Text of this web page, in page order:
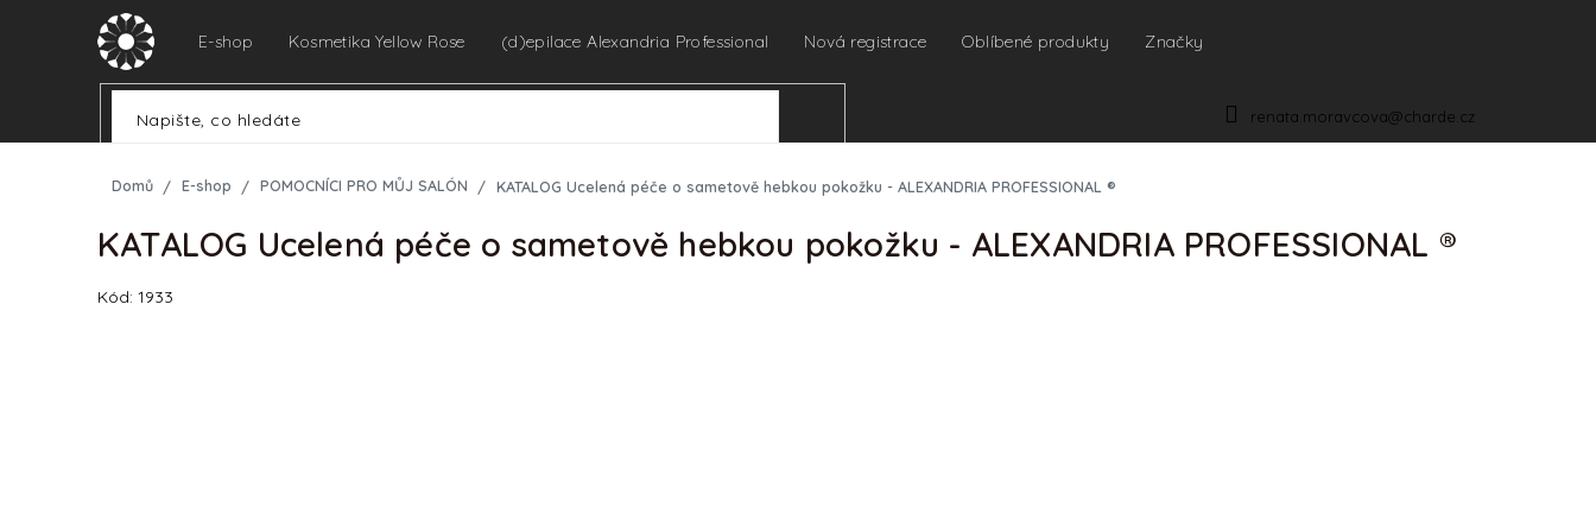
renata.moravcova@charde.cz
E-shop Kosmetika Yellow Rose (d)epilace Alexandria Professional Nová registrace Oblíbené produkty Značky
Domů E-shop POMOCNÍCI PRO MŮJ SALÓN KATALOG Ucelená péče o sametově hebkou pokožku - ALEXANDRIA PROFESSIONAL ®
KATALOG Ucelená péče o sametově hebkou pokožku - ALEXANDRIA PROFESSIONAL ®
Kód: 1933